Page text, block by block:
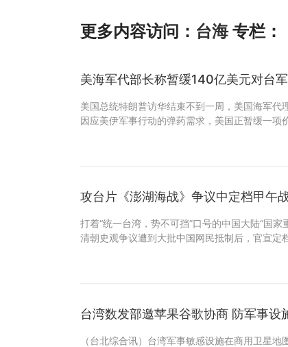
更多内容访问： 台海专栏：
美海军代部长称暂缓140亿美元对台
美国总统特朗普访华结束不到一周，美国海军代
因应美伊军事行动的弹药需求，美国正暂缓一项
攻台片《澎湖海战》争议中定档甲午
打着“统一台湾，势不可挡”口号的中国大陆“国
清朝史观争议遭到大批中国网民抵制后，官宣定
台湾数发部邀苹果谷歌协商 防军事设
（台北综合讯）台湾军事敏感设施在商用卫星